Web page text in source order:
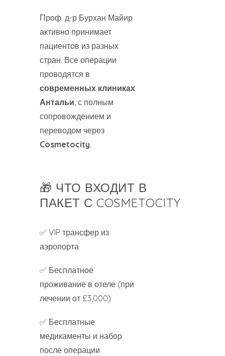
Проф. д-р Бурхан Майир
активно принимает
пациентов из разных
стран. Все операции
проводятся в
современных клиниках
Антальи, с полным
сопровождением и
переводом через
Cosmetocity.
🎁 ЧТО ВХОДИТ В
ПАКЕТ С COSMETOCITY
✅ VIP трансфер из
аэропорта
✅ Бесплатное
проживание в отеле (при
лечении от £3,000)
✅ Бесплатные
медикаменты и набор
после операции